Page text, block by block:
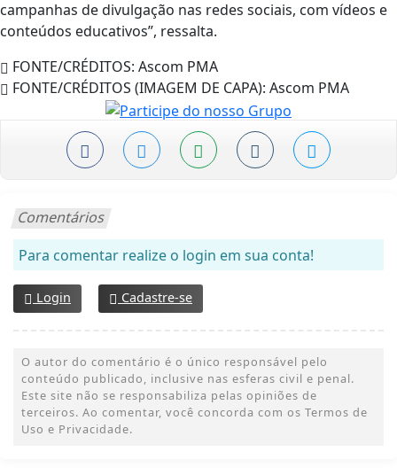
campanhas de divulgação nas redes sociais, com vídeos e
conteúdos educativos”, ressalta.
FONTE/CRÉDITOS: Ascom PMA
FONTE/CRÉDITOS (IMAGEM DE CAPA): Ascom PMA
Comentários
Para comentar realize o login em sua conta!
Login Cadastre-se
O autor do comentário é o único responsável pelo
conteúdo publicado, inclusive nas esferas civil e penal.
Este site não se responsabiliza pelas opiniões de
terceiros. Ao comentar, você concorda com os Termos de
Uso e Privacidade.